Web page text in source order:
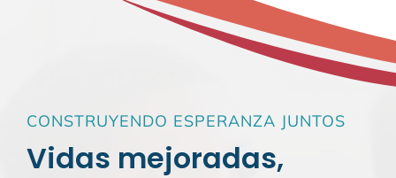
CONSTRUYENDO ESPERANZA JUNTOS
Vidas mejoradas,